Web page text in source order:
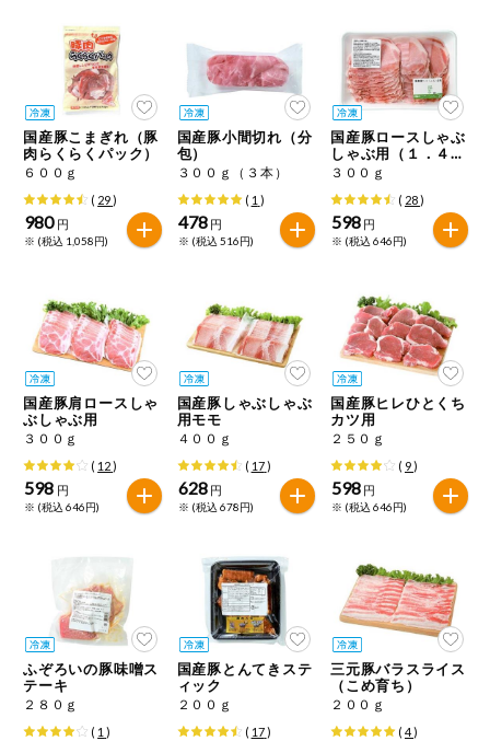
自動注文システム登録を確認する
自動注文システム登録を修正する
くらしの定番品（毎週企画）
専門ショップサイト
パルコープ・よどがわ生協の情報サイト
ご利用ガイド
アプリのダウンロード
テキスト注文サイトを表示
お問い合わせ
酒・ノンアル
コール
切り花・仏花
ティッシュ・
トイレットペ
ーパー
衛生・生理用
品
洗濯・バス・
トイレ用品
住居・生活用
品
コスメ＆ボデ
ィケア
衣料品
趣味・娯楽
ペット
キウイフルーツ ごま
さけ さば ゼラチン 大豆
鶏肉 バナナ
マカダミアナッツ やまいも
アレルゲン情報は、商品企画時の情報のため、ご使用前には
必ず商品パッケージの表示をご確認ください。
特定原材料に準ずるものは、お取引先から情報提供のあった
範囲でのお知らせです。
国産豚こまぎれ（豚
肉らくらくパック）
６００ｇ
( 29)
980 円
※ (税込 1,058円)
国産豚小間切れ（分
包）
３００ｇ（３本）
( 1 )
478 円
※ (税込 516円)
国産豚ロースしゃぶ
しゃぶ用（１．４ｍ
ｍスライス）
３００ｇ
( 28)
598 円
※ (税込 646円)
国産豚肩ロースしゃ
ぶしゃぶ用
３００ｇ
( 12)
598 円
※ (税込 646円)
国産豚しゃぶしゃぶ
用モモ
４００ｇ
( 17)
628 円
※ (税込 678円)
国産豚ヒレひとくち
カツ用
２５０ｇ
( 9)
598 円
※ (税込 646円)
ふぞろいの豚味噌ス
テーキ
２８０ｇ
( 1 )
国産豚とんてきステ
ィック
２００ｇ
( 17)
三元豚バラスライス
（こめ育ち）
２００ｇ
( 4)